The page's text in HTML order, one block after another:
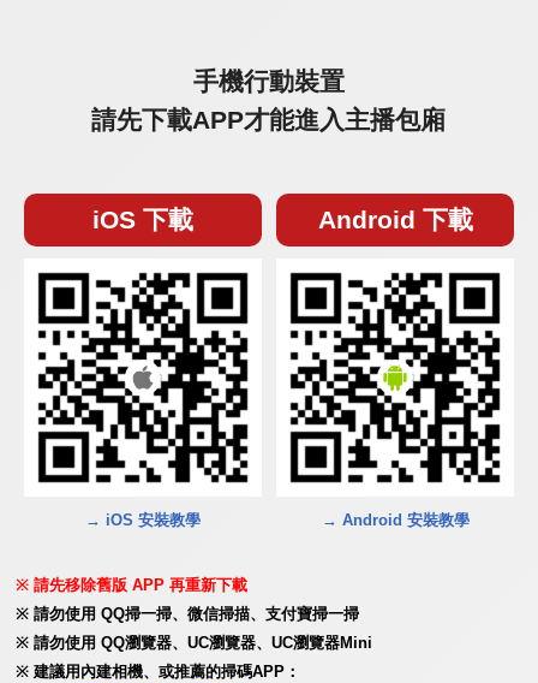
手機行動裝置
請先下載APP才能進入主播包廂
iOS 下載
→ iOS 安裝教學
Android 下載
→ Android 安裝教學
請先移除舊版 APP 再重新下載
請勿使用 QQ掃一掃、微信掃描、支付寶掃一掃
請勿使用 QQ瀏覽器、UC瀏覽器、UC瀏覽器Mini
建議用內建相機、或推薦的掃碼APP：